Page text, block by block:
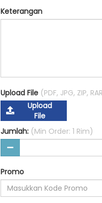
Keterangan
Upload File (PDF, JPG, ZIP,
Upload
File
Jumlah: (Min Order: 1 Rim)
Promo